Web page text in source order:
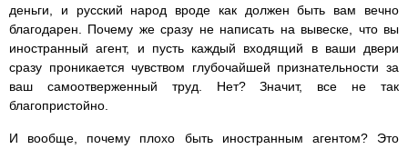
деньги, и русский народ вроде как должен быть вам вечно
благодарен. Почему же сразу не написать на вывеске, что вы
иностранный агент, и пусть каждый входящий в ваши двери
сразу проникается чувством глубочайшей признательности за
ваш самоотверженный труд. Нет? Значит, все не так
благопристойно.
И вообще, почему плохо быть иностранным агентом? Это